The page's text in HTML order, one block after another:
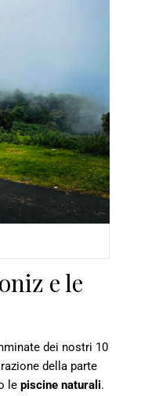
e le
dei nostri 10
della parte
le piscine naturali.